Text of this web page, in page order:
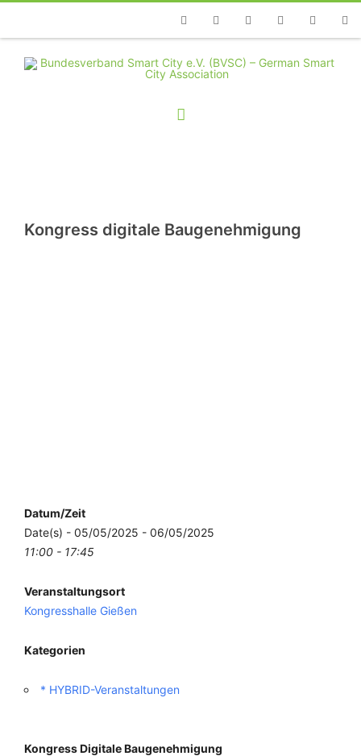
TelefonFacebookTwitterYoutubeInstagramLinkedin
Kongress digitale Baugenehmigung
Datum/Zeit
Date(s) - 05/05/2025 - 06/05/2025
11:00 - 17:45
Veranstaltungsort
Kongresshalle Gießen
Kategorien
* HYBRID-Veranstaltungen
Kongress Digitale Baugenehmigung